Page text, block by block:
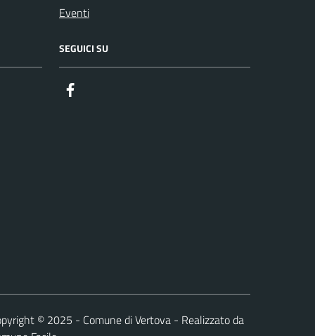
Eventi
SEGUICI SU
© 2025 - Comune di Vertova - Realizzato da